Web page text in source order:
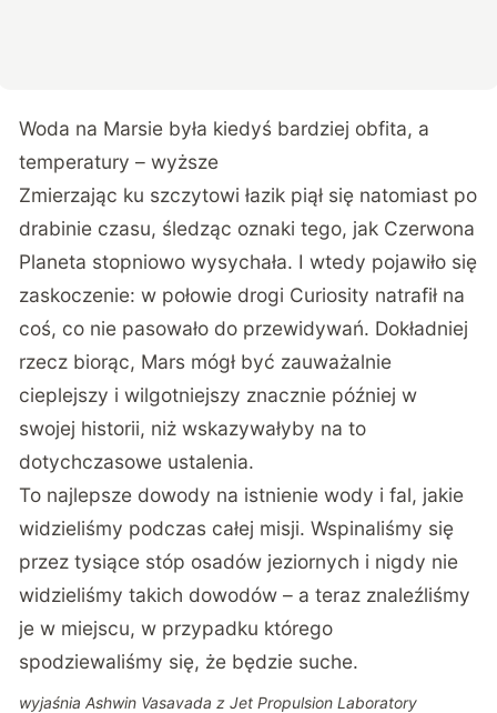
Woda na Marsie była kiedyś bardziej obfita, a
temperatury – wyższe
Zmierzając ku szczytowi łazik piął się natomiast po
drabinie czasu, śledząc oznaki tego, jak Czerwona
Planeta stopniowo wysychała. I wtedy pojawiło się
zaskoczenie: w połowie drogi Curiosity natrafił na
coś, co nie pasowało do przewidywań. Dokładniej
rzecz biorąc, Mars mógł być zauważalnie
cieplejszy i wilgotniejszy znacznie później w
swojej historii, niż wskazywałyby na to
dotychczasowe ustalenia.
To najlepsze dowody na istnienie wody i fal, jakie
widzieliśmy podczas całej misji. Wspinaliśmy się
przez tysiące stóp osadów jeziornych i nigdy nie
widzieliśmy takich dowodów – a teraz znaleźliśmy
je w miejscu, w przypadku którego
spodziewaliśmy się, że będzie suche.
wyjaśnia Ashwin Vasavada z Jet Propulsion Laboratory